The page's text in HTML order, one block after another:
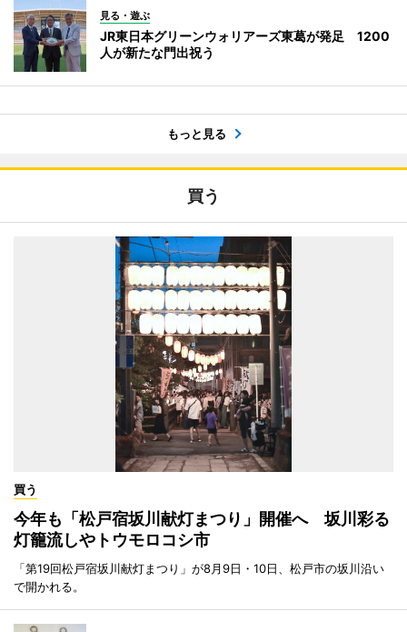
見る・遊ぶ
JR東日本グリーンウォリアーズ東葛が発足 1200
人が新たな門出祝う
もっと見る
買う
買う
今年も「松戸宿坂川献灯まつり」開催へ 坂川彩る
灯籠流しやトウモロコシ市
「第19回松戸宿坂川献灯まつり」が8月9日・10日、松戸市の坂川沿い
で開かれる。